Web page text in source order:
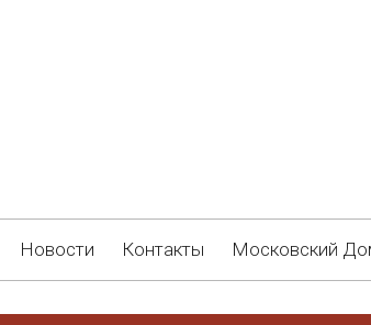
Новости Контакты Московский